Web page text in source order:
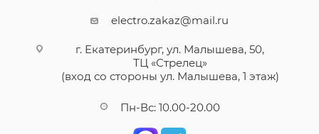
electro.zakaz@mail.ru
г. Екатеринбург, ул. Малышева, 50,
ТЦ «Стрелец»
(вход со стороны ул. Малышева, 1 этаж)
Пн-Вс: 10.00-20.00